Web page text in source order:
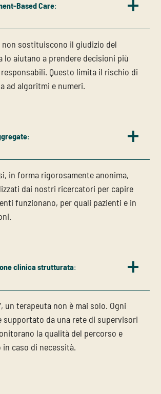
Based Care:
sostituiscono il giudizio del
lo aiutano a prendere decisioni più
Questo limita il rischio di
ad algoritmi e numeri.
:
in forma rigorosamente anonima,
dai nostri ricercatori per capire
funzionano, per quali pazienti e in
clinica strutturata:
un terapeuta non è mai solo. Ogni
supportato da una rete di supervisori
la qualità del percorso e
caso di necessità.